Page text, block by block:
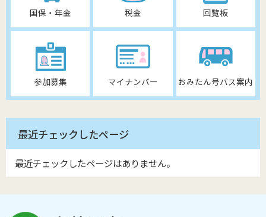
国保・年金 税金 回覧板
参加募集 マイナンバー おみたん号バス案内
最近チェックしたページ
最近チェックしたページはありません。